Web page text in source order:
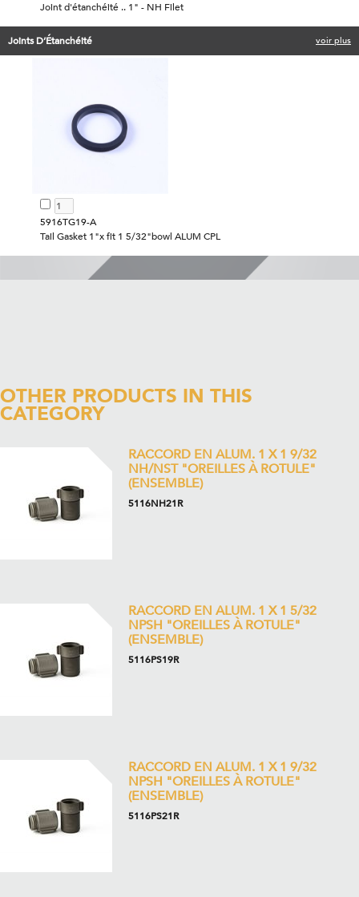
Joint d'étanchéité .. 1" - NH Filet
Joints D’Étanchéité voir plus
5916TG19-A
Tail Gasket 1"x fit 1 5/32"bowl ALUM CPL
OTHER PRODUCTS IN THIS
CATEGORY
RACCORD EN ALUM. 1 X 1 9/32
NH/NST "OREILLES À ROTULE"
(ENSEMBLE)
5116NH21R
RACCORD EN ALUM. 1 X 1 5/32
NPSH "OREILLES À ROTULE"
(ENSEMBLE)
5116PS19R
RACCORD EN ALUM. 1 X 1 9/32
NPSH "OREILLES À ROTULE"
(ENSEMBLE)
5116PS21R